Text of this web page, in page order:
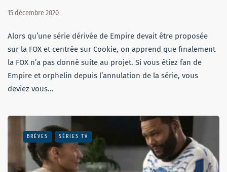
15 décembre 2020
Alors qu’une série dérivée de Empire devait être proposée
sur la FOX et centrée sur Cookie, on apprend que finalement
la FOX n’a pas donné suite au projet. Si vous étiez fan de
Empire et orphelin depuis l’annulation de la série, vous
deviez vous…
BRÈVES SÉRIES TV